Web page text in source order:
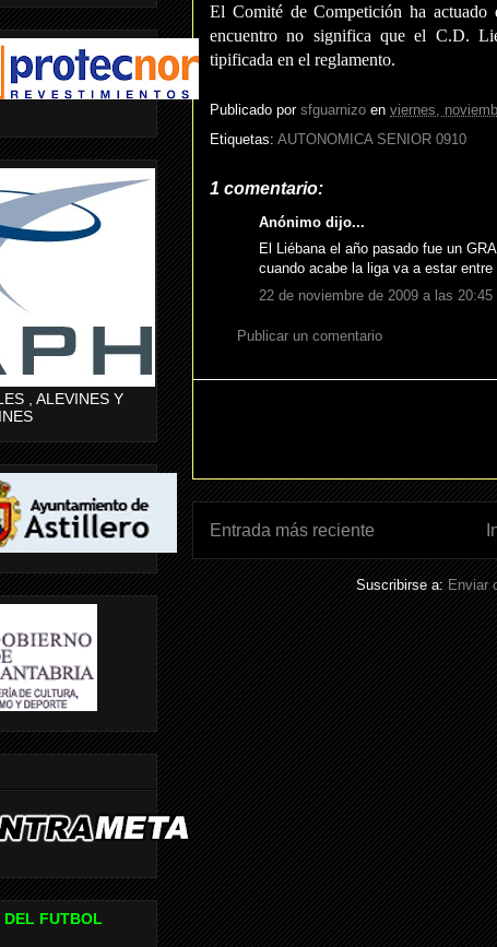
El Comité de Competición ha
encuentro no significa que el C.D.
tipificada en el reglamento.
Publicado por sfguarnizo en viernes,
Etiquetas: AUTONOMICA SENIOR 0910
1 comentario:
Anónimo dijo...
El Liébana el año pasado fue un
cuando acabe la liga va a estar entre
22 de noviembre de 2009 a las 20:45
Publicar un comentario
Entrada más reciente
Suscribirse a: Enviar
, ALEVINES Y
DEL FUTBOL